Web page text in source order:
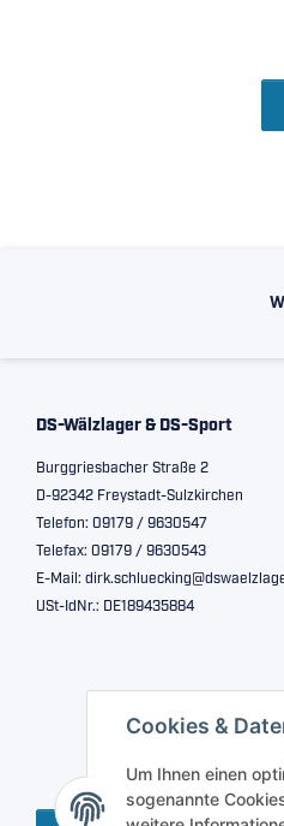
Cookies &
Um Ihnen einen
sogenannte
DS-Wälzlager & DS-Sport
Burggriesbacher Straße 2
D-92342 Freystadt-Sulzkirchen
Telefon: 09179 / 9630547
Telefax: 09179 / 9630543
E-Mail:
USt-IdNr.: DE189435884